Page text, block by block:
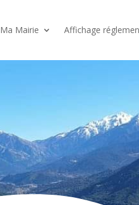
Ma Mairie Affichage